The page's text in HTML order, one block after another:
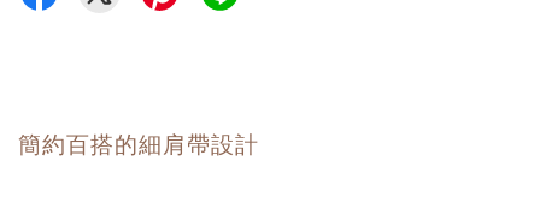
簡約百搭的細肩帶設計